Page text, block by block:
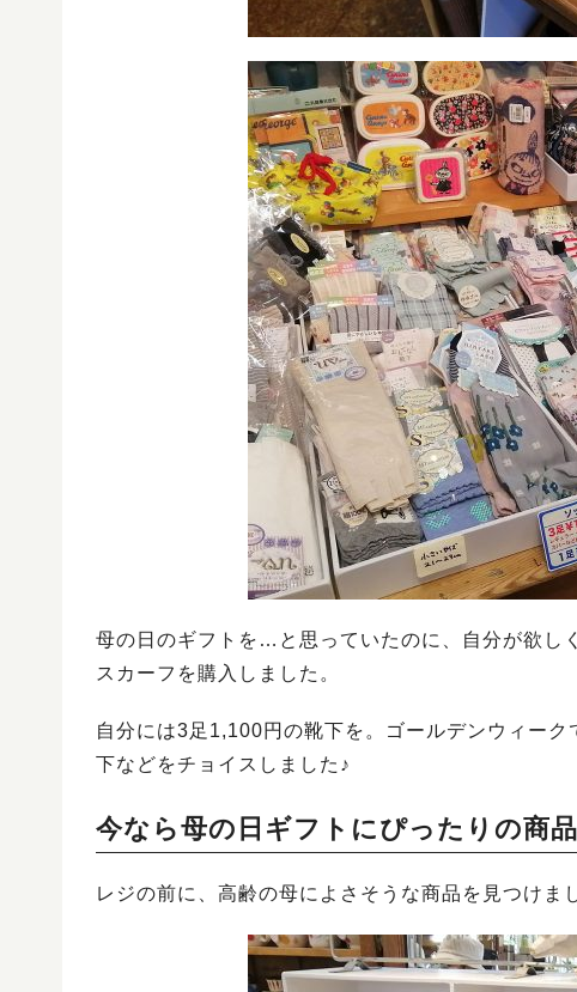
母の日のギフトを…と思っていたのに、自分が欲し
スカーフを購入しました。
自分には3足1,100円の靴下を。ゴールデンウィー
下などをチョイスしました♪
今なら母の日ギフトにぴったりの商
レジの前に、高齢の母によさそうな商品を見つけま